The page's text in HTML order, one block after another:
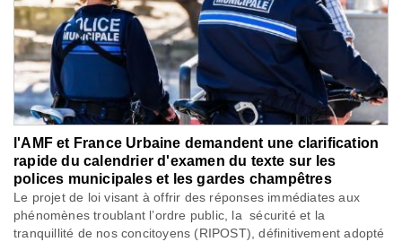
l'AMF et France Urbaine demandent une clarification
rapide du calendrier d'examen du texte sur les
polices municipales et les gardes champêtres
Le projet de loi visant à offrir des réponses immédiates aux
phénomènes troublant l’ordre public, la sécurité et la
tranquillité de nos concitoyens (RIPOST), définitivement adopté